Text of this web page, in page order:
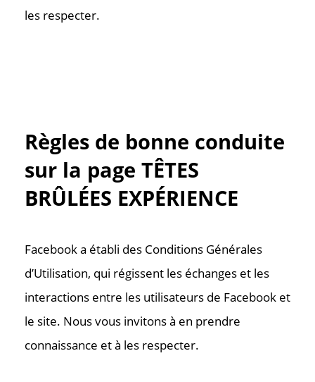
les respecter.
Règles de bonne conduite
sur la page TÊTES
BRÛLÉES EXPÉRIENCE
Facebook a établi des Conditions Générales
d’Utilisation, qui régissent les échanges et les
interactions entre les utilisateurs de Facebook et
le site. Nous vous invitons à en prendre
connaissance et à les respecter.